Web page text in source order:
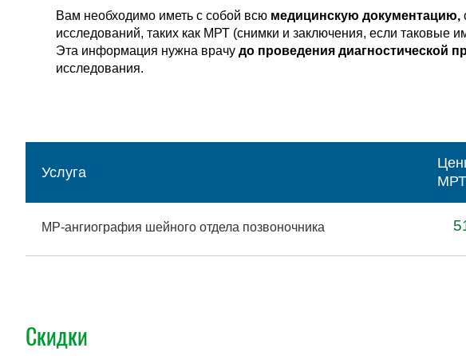
Вам необходимо иметь с собой всю медицинскую документацию,
исследований, таких как МРТ (снимки и заключения, если таковые
Эта информация нужна врачудо проведения диагностической
исследования.
Услуга
МР-ангиография шейного отдела позвоночника
Скидки